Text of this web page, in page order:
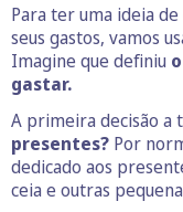
Para ter uma ideia
seus gastos, vamos
Imagine que definiu
gastar.
A primeira decisão a
presentes? Por
dedicado aos
ceia e outras